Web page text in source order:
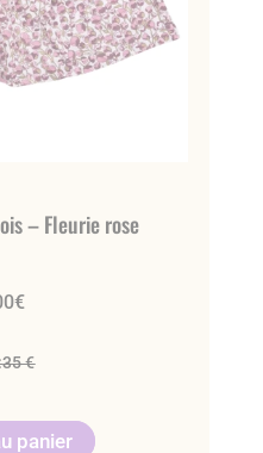
– Fleurie rose
€
35 €
panier